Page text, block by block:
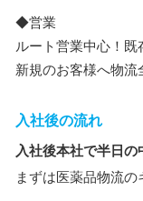
◆営業
ルート営業中心！既
新規のお客様へ物流
入社後の流れ
入社後本社で半日の
まずは医薬品物流